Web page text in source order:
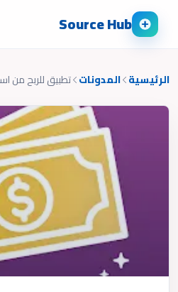
Source Hub
الرئيسية المدونات تطبيق للربح من